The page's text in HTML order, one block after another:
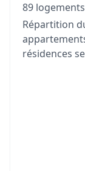
89
Répartition
résidences